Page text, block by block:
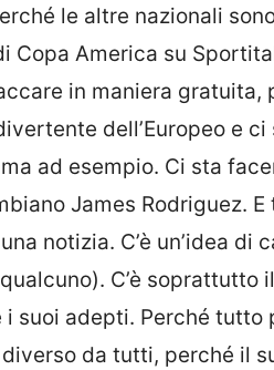
le altre nazionali
Copa America su
in maniera gratuita,
dell’Europeo e
ad esempio. Ci sta
James Rodriguez.
notizia. C’è un’idea
C’è
suoi adepti. Perché tutto
da tutti, perché il